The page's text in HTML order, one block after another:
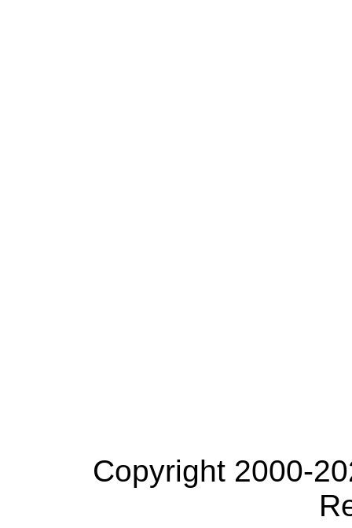
Copyright 2000-